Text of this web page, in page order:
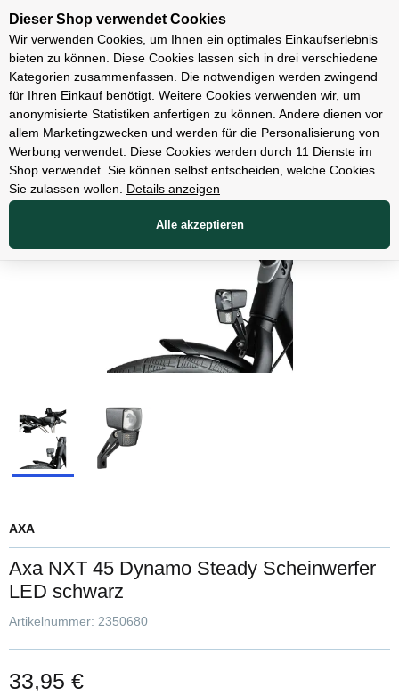
Unsere Filialen
Zubehör
AXA
Axa NXT 45 Dynamo Steady Scheinwerfer
LED schwarz
Artikelnummer: 2350680
33,95 €
Dieser Shop verwendet Cookies
Wir verwenden Cookies, um Ihnen ein optimales Einkaufserlebnis
bieten zu können. Diese Cookies lassen sich in drei verschiedene
Kategorien zusammenfassen. Die notwendigen werden zwingend
für Ihren Einkauf benötigt. Weitere Cookies verwenden wir, um
anonymisierte Statistiken anfertigen zu können. Andere dienen vor
allem Marketingzwecken und werden für die Personalisierung von
Werbung verwendet. Diese Cookies werden durch 11 Dienste im
Shop verwendet. Sie können selbst entscheiden, welche Cookies
Sie zulassen wollen.
Details anzeigen
Alle akzeptieren